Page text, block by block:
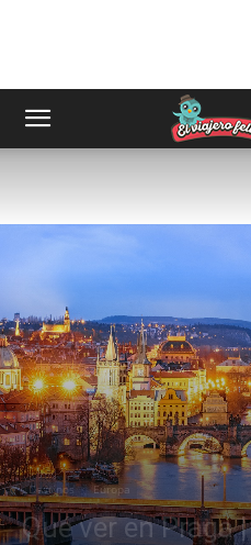
Destinos Europa
Qué ver en Praga